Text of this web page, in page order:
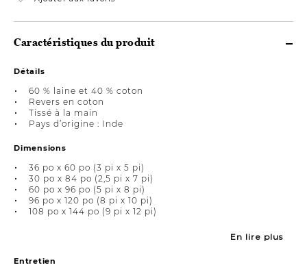
Caractéristiques du produit
Détails
60 % laine et 40 % coton
Revers en coton
Tissé à la main
Pays d’origine : Inde
Dimensions
36 po x 60 po (3 pi x 5 pi)
30 po x 84 po (2,5 pi x 7 pi)
60 po x 96 po (5 pi x 8 pi)
96 po x 120 po (8 pi x 10 pi)
108 po x 144 po (9 pi x 12 pi)
En lire plus
Entretien